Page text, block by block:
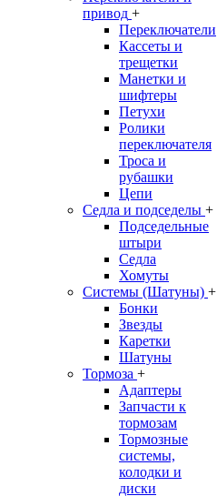
привод +
Переключатели
Кассеты и
трещетки
Манетки и
шифтеры
Петухи
Ролики
переключателя
Троса и
рубашки
Цепи
Седла и подседелы +
Подседельные
штыри
Седла
Хомуты
Системы (Шатуны) +
Бонки
Звезды
Каретки
Шатуны
Тормоза +
Адаптеры
Запчасти к
тормозам
Тормозные
системы,
колодки и
диски